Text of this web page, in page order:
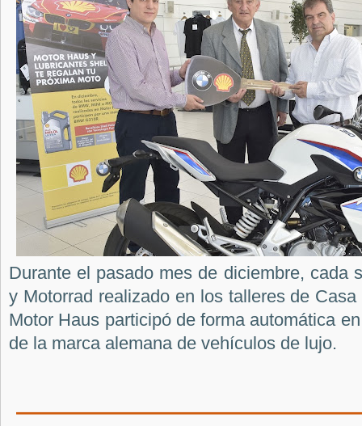
Durante el pasado mes de diciembre, cada
y Motorrad realizado en los talleres de
Motor Haus participó de forma automática
de la marca alemana de vehículos de lujo.